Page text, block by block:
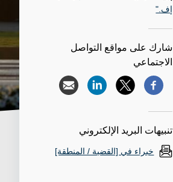
إف."
شارك على مواقع التواصل
الاجتماعي
تنبيهات البريد الإلكتروني
خبراء في [القضية / المنطقة]